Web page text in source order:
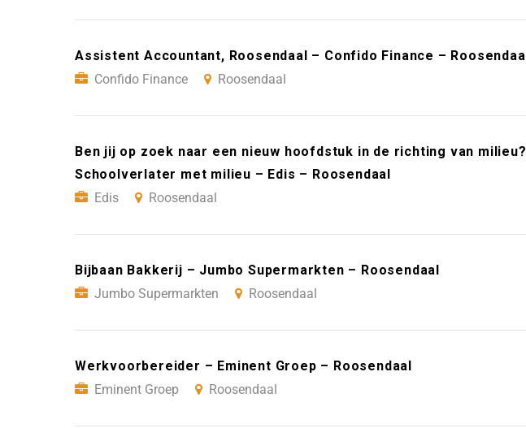
Assistent Accountant, Roosendaal – Confido Finance – Roosendaal
Confido Finance
Roosendaal
Ben jij op zoek naar een nieuw hoofdstuk in de richting van milieu?
Schoolverlater met milieu – Edis – Roosendaal
Edis
Roosendaal
Bijbaan Bakkerij – Jumbo Supermarkten – Roosendaal
Jumbo Supermarkten
Roosendaal
Werkvoorbereider – Eminent Groep – Roosendaal
Eminent Groep
Roosendaal